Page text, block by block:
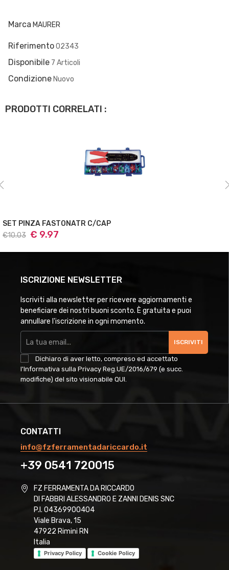
Marca MAURER
Riferimento02343
Disponibile 7 Articoli
Condizione Nuovo
PRODOTTI CORRELATI :
SET PINZA FASTONATR C/CAP
€10.03 € 9.97
ISCRIZIONE NEWSLETTER
Iscriviti alla newsletter per ricevere aggiornamenti e
beneficiare dei nostri buoni sconto. È gratuita e puoi
annullare l'iscrizione in ogni momento.
ISCRIVITI
Dichiaro di aver letto, compreso ed accettato
l'Informativa sulla Privacy Reg.UE/2016/679 (e succ.
modifiche) del sito visionabile QUI
CONTATTI
info@fzferramentadariccardo.it
+39 0541 720015
FZ FERRAMENTA DA RICCARDO
DI FABBRI ALESSANDRO E ZANNI DENIS SNC
P.I. 04369900404
Viale Brava, 15
47922 Rimini RN
Italia
Privacy Policy Cookie Policy